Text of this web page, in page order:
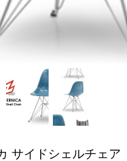
サイドシェルチェア